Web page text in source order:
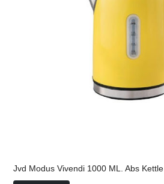
Jvd Modus Vivendi 1000 ML. Abs Kettle